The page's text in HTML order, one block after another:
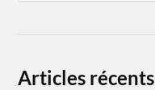
Articles récents